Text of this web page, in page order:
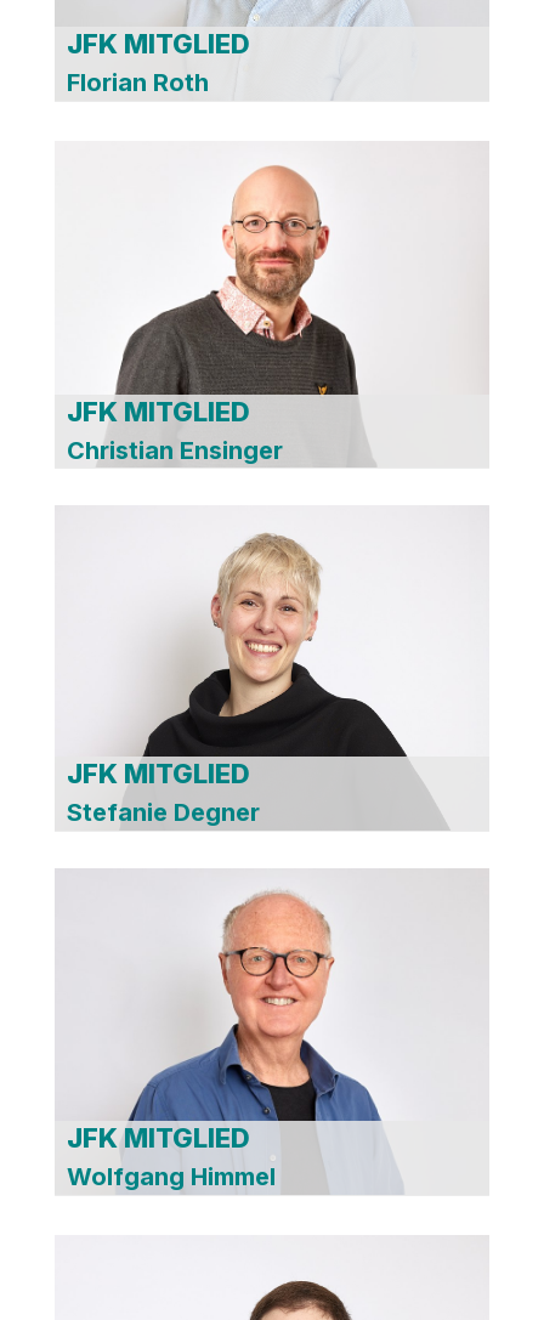
JFK MITGLIED
Florian Roth
JFK MITGLIED
Christian Ensinger
JFK MITGLIED
Stefanie Degner
JFK MITGLIED
Wolfgang Himmel